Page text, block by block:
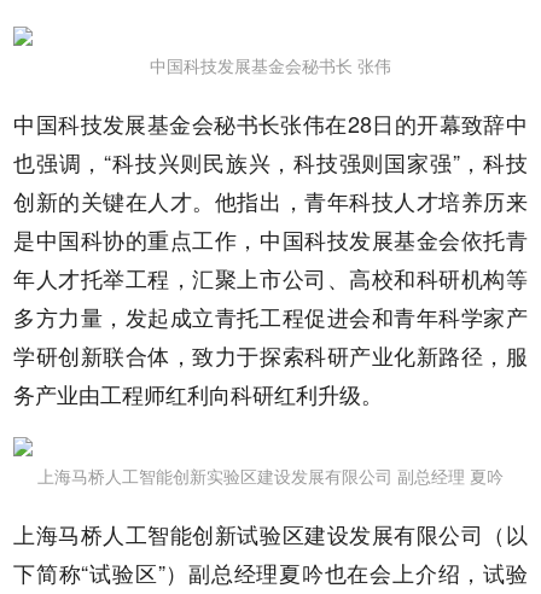
中国科技发展基金会秘书长 张伟
中国科技发展基金会秘书长张伟在28日的开幕致辞中
也强调，“科技兴则民族兴，科技强则国家强”，科技
创新的关键在人才。他指出，青年科技人才培养历来
是中国科协的重点工作，中国科技发展基金会依托青
年人才托举工程，汇聚上市公司、高校和科研机构等
多方力量，发起成立青托工程促进会和青年科学家产
学研创新联合体，致力于探索科研产业化新路径，服
务产业由工程师红利向科研红利升级。
上海马桥人工智能创新实验区建设发展有限公司 副总经理 夏吟
上海马桥人工智能创新试验区建设发展有限公司（以
下简称“试验区”）副总经理夏吟也在会上介绍，试验